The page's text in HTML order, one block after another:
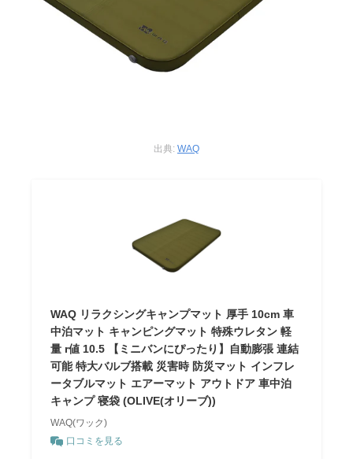
出典: WAQ
WAQ リラクシングキャンプマット 厚手 10cm 車
中泊マット キャンピングマット 特殊ウレタン 軽
量 r値 10.5 【ミニバンにぴったり】自動膨張 連結
可能 特大バルブ搭載 災害時 防災マット インフレ
ータブルマット エアーマット アウトドア 車中泊
キャンプ 寝袋 (OLIVE(オリーブ))
WAQ(ワック)
口コミを見る